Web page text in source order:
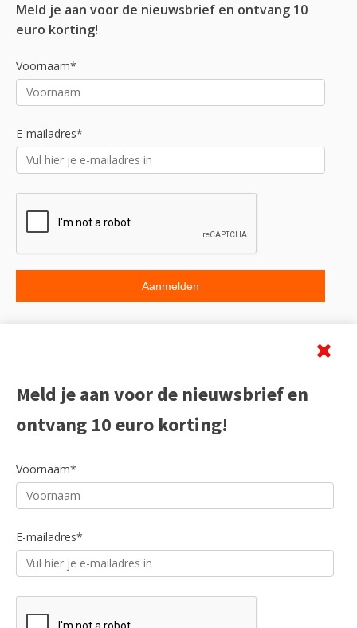
Meld je aan voor de nieuwsbrief en ontvang 10
euro korting!
Voornaam*
E-mailadres*
Meld je aan voor de nieuwsbrief en
ontvang 10 euro korting!
Voornaam*
E-mailadres*